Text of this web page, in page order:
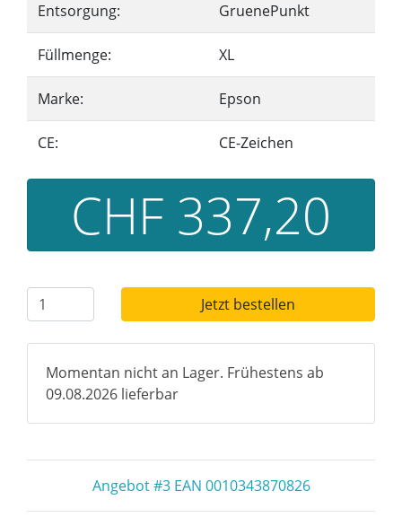
Entsorgung: GruenePunkt
Füllmenge: XL
Marke: Epson
CE: CE-Zeichen
CHF 337,20
Jetzt bestellen
Momentan nicht an Lager. Frühestens ab
09.08.2026 lieferbar
Angebot #3 EAN 0010343870826